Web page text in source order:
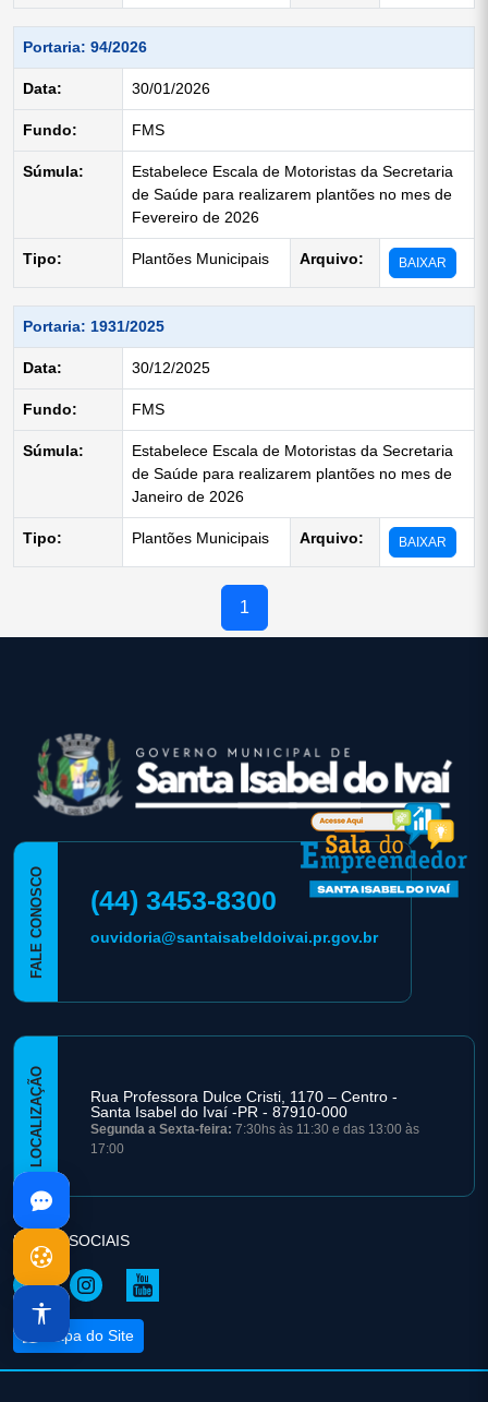
Portaria: 94/2026
Data: 30/01/2026
Fundo: FMS
Súmula:
Estabelece Escala de Motoristas da Secretaria
de Saúde para realizarem plantões no mes de
Fevereiro de 2026
Tipo: Plantões Municipais Arquivo: BAIXAR
Portaria: 1931/2025
Data: 30/12/2025
Fundo: FMS
Súmula:
Estabelece Escala de Motoristas da Secretaria
de Saúde para realizarem plantões no mes de
Janeiro de 2026
Tipo: Plantões Municipais Arquivo: BAIXAR
1
FALE CONOSCO (44) 3453-8300
ouvidoria@santaisabeldoivai.pr.gov.br
LOCALIZAÇÃO
Rua Professora Dulce Cristi, 1170 – Centro -
Santa Isabel do Ivaí -PR - 87910-000
Segunda a Sexta-feira: 7:30hs às 11:30 e das 13:00 às
17:00
REDES SOCIAIS
Mapa do Site